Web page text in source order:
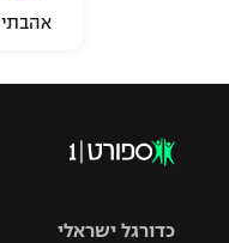
אהבתי
כדורגל ישראלי